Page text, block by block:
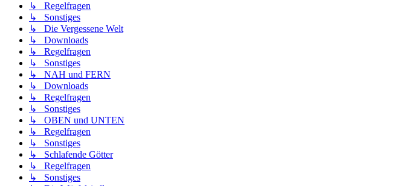
↳ Regelfragen
↳ Sonstiges
↳ Die Vergessene Welt
↳ Downloads
↳ Regelfragen
↳ Sonstiges
↳ NAH und FERN
↳ Downloads
↳ Regelfragen
↳ Sonstiges
↳ OBEN und UNTEN
↳ Regelfragen
↳ Sonstiges
↳ Schlafende Götter
↳ Regelfragen
↳ Sonstiges